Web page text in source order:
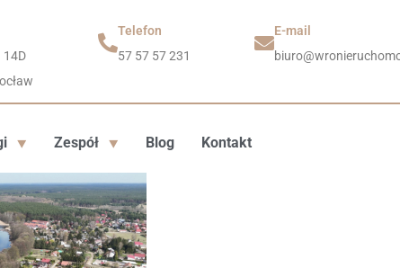
14D
Telefon
57 57 57 231
E-mail
Zespół Blog Kontakt